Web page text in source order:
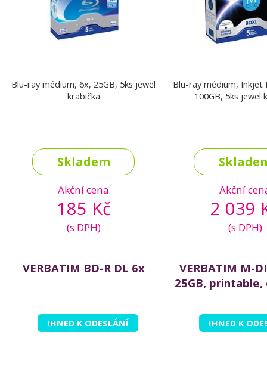
Blu-ray médium, 6x, 25GB, 5ks jewel
krabička
Skladem
Akční cena
185 Kč
(s DPH)
Blu-ray médium, Inkjet
100GB, 5ks jewel
Akční
2 039
(s DPH)
VERBATIM BD-R DL 6x
IHNED K ODESLÁNÍ
VERBATIM M-
25GB,
IHNED K